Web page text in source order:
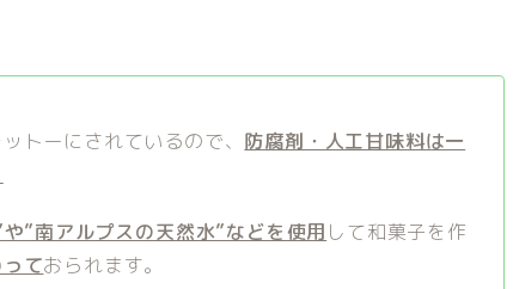
トーにされているので、 防腐剤・人工甘味料は一
”南アルプスの天然水”などを使用 して和菓子を作
ておられます。